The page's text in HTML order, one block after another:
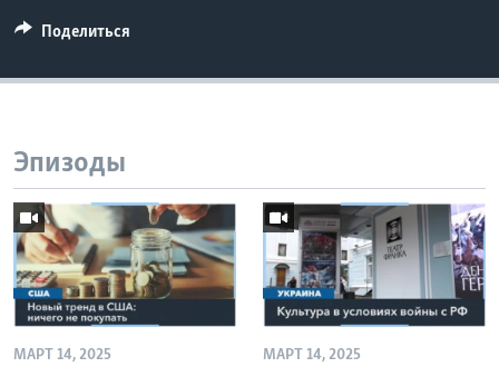
Поделиться
Эпизоды
МАРТ 14, 2025 МАРТ 14, 2025